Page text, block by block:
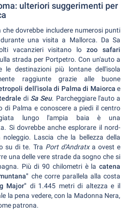
ulteriori suggerimenti per
dovrebbe includere numerosi punti
una visita a Mallorca. Da Sa
vacanzieri visitano lo zoo safari
strada per Portpetro. Con un'auto a
le destinazioni più lontane dell'isola
raggiunte grazie alle buone
dell'isola di Palma di Maiorca e
di Sa Seu. Parcheggiare l'auto a
di Palma e conoscere a piedi il centro
lungo l'ampia baia è una
Si dovrebbe anche esplorare il nord-
Lascia che la bellezza della
su di te. Tra Port d'Andratxa ovest e
una delle vere strade da sogno che si
Più di 90 chilometri è la catena
che corre parallela alla costa
Major" di 1.445 metri di altezza e il
la pena vedere, con la Madonna Nera,
patrona.